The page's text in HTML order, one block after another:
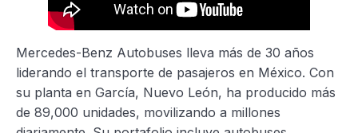
Mercedes-Benz Autobuses lleva más de 30 años
liderando el transporte de pasajeros en México. Con
su planta en García, Nuevo León, ha producido más
de 89,000 unidades, movilizando a millones